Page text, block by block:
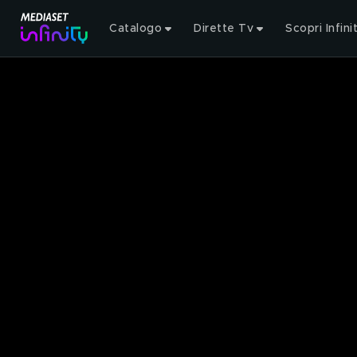
Catalogo Dirette Tv Scopri